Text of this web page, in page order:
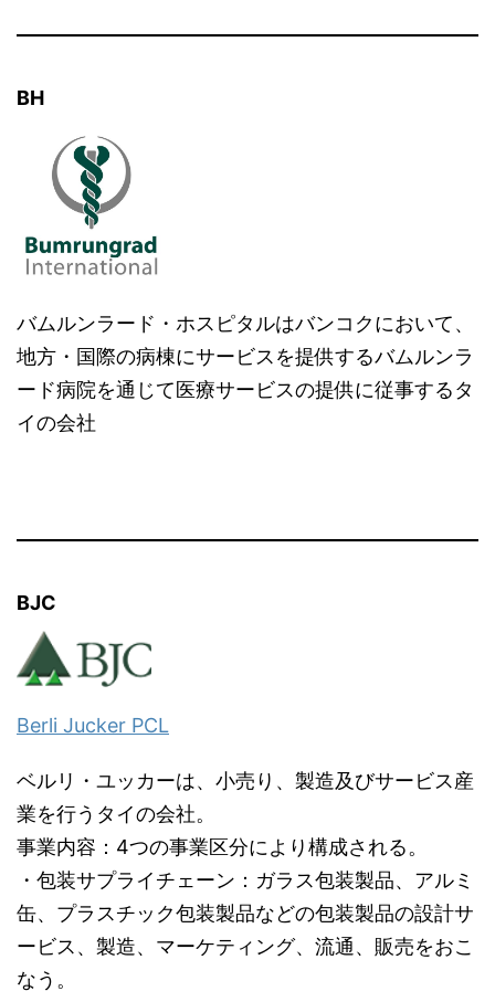
BH
バムルンラード・ホスピタルはバンコクにおいて、
地方・国際の病棟にサービスを提供するバムルンラ
ード病院を通じて医療サービスの提供に従事するタ
イの会社
BJC
Berli Jucker PCL
ベルリ・ユッカーは、小売り、製造及びサービス産
業を行うタイの会社。
事業内容：4つの事業区分により構成される。
・包装サプライチェーン：ガラス包装製品、アルミ
缶、プラスチック包装製品などの包装製品の設計サ
ービス、製造、マーケティング、流通、販売をおこ
なう。